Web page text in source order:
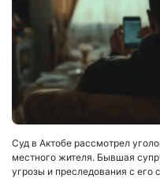
Суд в Актобе рассмотрел
местного жителя. Бывшая
угрозы и преследования с его